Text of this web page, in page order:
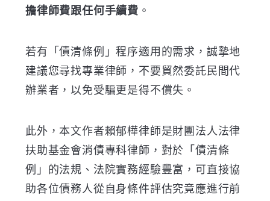
擔律師費跟任何手續費 。
若有「債清條例」程序適用的需求，誠摯地
建議您尋找專業律師，不要貿然委託民間代
辦業者，以免受騙更是得不償失。
此外，本文作者賴郁樺律師是財團法人法律
扶助基金會消債專科律師，對於「債清條
例」的法規、法院實務經驗豐富，可直接協
助各位債務人從自身條件評估究竟應進行前